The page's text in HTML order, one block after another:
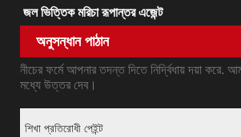
জল ভিত্তিক মরিচা রূপান্তর এজেন্ট
অনুসন্ধান পাঠান
নীচের ফর্মে আপনার তদন্ত দিতে নির্দ্বিধায় দয়া করে.
মধ্যে উত্তর দেব।